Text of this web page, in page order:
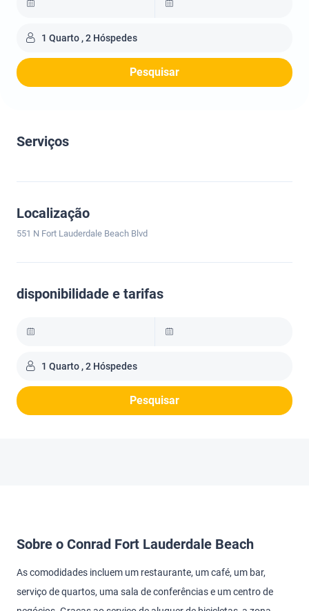
1 Quarto , 2 Hóspedes
Pesquisar
Serviços
Localização
551 N Fort Lauderdale Beach Blvd
disponibilidade e tarifas
1 Quarto , 2 Hóspedes
Pesquisar
Sobre o Conrad Fort Lauderdale Beach
As comodidades incluem um restaurante, um café, um bar,
serviço de quartos, uma sala de conferências e um centro de